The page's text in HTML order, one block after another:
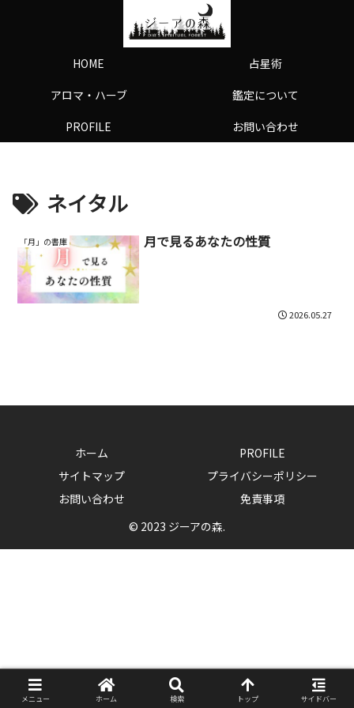
HOME
占星術
アロマ・ハーブ
鑑定について
PROFILE
お問い合わせ
ネイタル
「月」の書庫 月で見るあなたの性質
2026.05.27
ホーム
PROFILE
サイトマップ
プライバシーポリシー
お問い合わせ
免責事項
© 2023 ジーアの森.
メニュー ホーム 検索 トップ サイドバー